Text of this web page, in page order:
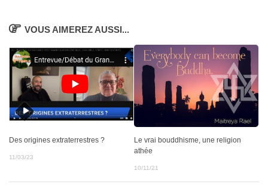
VOUS AIMEREZ AUSSI...
Des origines extraterrestres ?
11/03/23
Le vrai bouddhisme, une religion
athée
10/11/21